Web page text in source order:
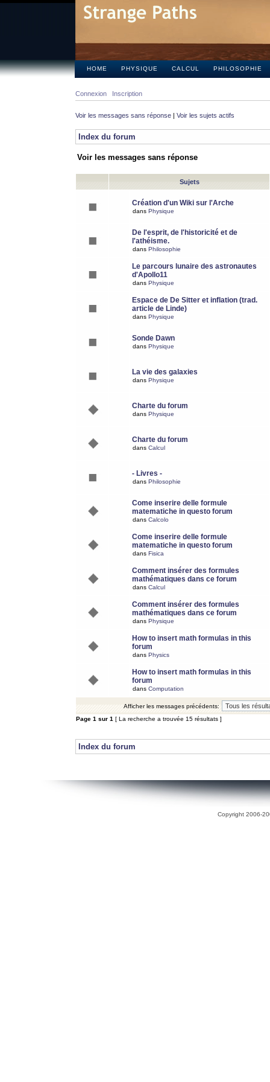
HOME PHYSIQUE CALCUL PHILOSOPHIE
Connexion Inscription
Voir les messages sans réponse | Voir les sujets actifs
Index du forum
Voir les messages sans réponse
Sujets
Création d'un Wiki sur l'Arche
dans Physique
De l'esprit, de l'historicité et de
l'athéisme.
dans Philosophie
Le parcours lunaire des astronautes
d'Apollo11
dans Physique
Espace de De Sitter et inflation (trad.
article de Linde)
dans Physique
Sonde Dawn
dans Physique
La vie des galaxies
dans Physique
Charte du forum
dans Physique
Charte du forum
dans Calcul
- Livres -
dans Philosophie
Come inserire delle formule
matematiche in questo forum
dans Calcolo
Come inserire delle formule
matematiche in questo forum
dans Fisica
Comment insérer des formules
mathématiques dans ce forum
dans Calcul
Comment insérer des formules
mathématiques dans ce forum
dans Physique
How to insert math formulas in this
forum
dans Physics
How to insert math formulas in this
forum
dans Computation
Afficher les messages précédents:
Page 1 sur 1 [ La recherche a trouvée 15 résultats ]
Index du forum
Copyright 2006-